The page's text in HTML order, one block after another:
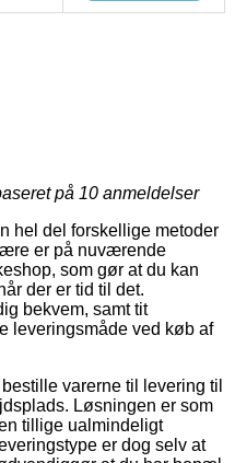
på 10 anmeldelser
hel del forskellige metoder
er på nuværende
som gør at du kan
der er tid til det.
bekvem, samt tit
leveringsmåde ved køb af
varerne til levering til
Løsningen er som
tillige ualmindeligt
er dog selv at